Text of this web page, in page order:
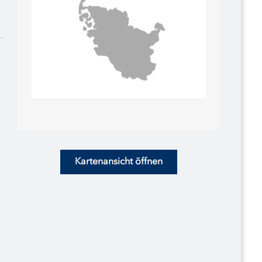
Kartenansicht öffnen